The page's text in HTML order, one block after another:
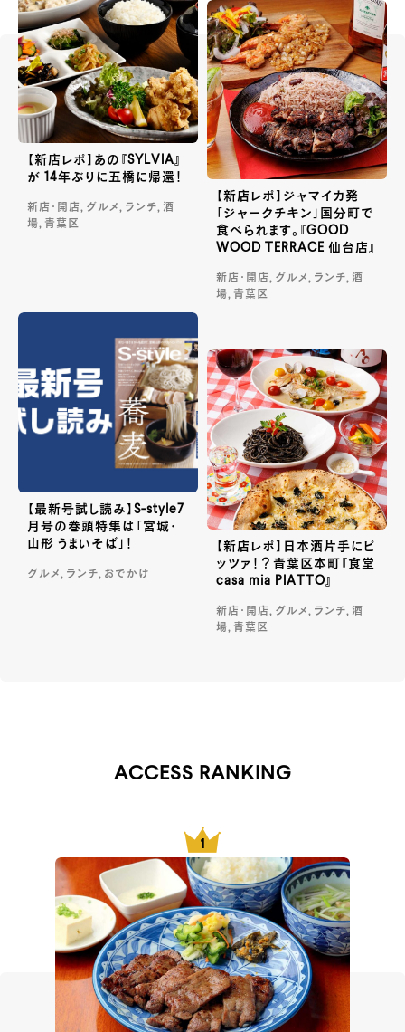
【新店レポ】あの『SYLVIA』
が 14年ぶりに五橋に帰還！
新店・開店, グルメ, ランチ, 酒
場, 青葉区
【新店レポ】ジャマイカ発
「ジャークチキン」国分町で
食べられます。『GOOD
WOOD TERRACE 仙台店』
新店・開店, グルメ, ランチ, 酒
場, 青葉区
【最新号試し読み】S-style7
月号の巻頭特集は「宮城・
山形 うまいそば」！
グルメ, ランチ, おでかけ
【新店レポ】日本酒片手にピ
ッツァ！？青葉区本町『食堂
casa mia PIATTO』
新店・開店, グルメ, ランチ, 酒
場, 青葉区
ACCESS RANKING